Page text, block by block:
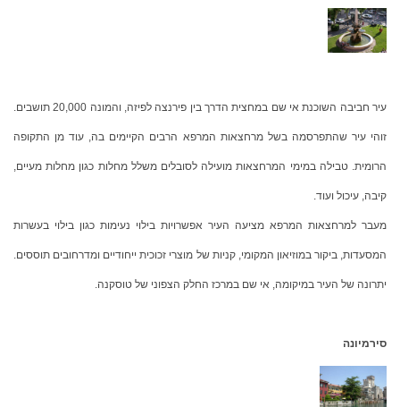
עיר חביבה השוכנת אי שם במחצית הדרך בין פירנצה לפיזה, והמונה 20,000 תושבים.
זוהי עיר שהתפרסמה בשל מרחצאות המרפא הרבים הקיימים בה, עוד מן התקופה
הרומית. טבילה במימי המרחצאות מועילה לסובלים משלל מחלות כגון מחלות מעיים,
קיבה, עיכול ועוד.
מעבר למרחצאות המרפא מציעה העיר אפשרויות בילוי נעימות כגון בילוי בעשרות
המסעדות, ביקור במוזיאון המקומי, קניות של מוצרי זכוכית ייחודיים ומדרחובים תוססים.
יתרונה של העיר במיקומה, אי שם במרכז החלק הצפוני של טוסקנה.
סירמיונה